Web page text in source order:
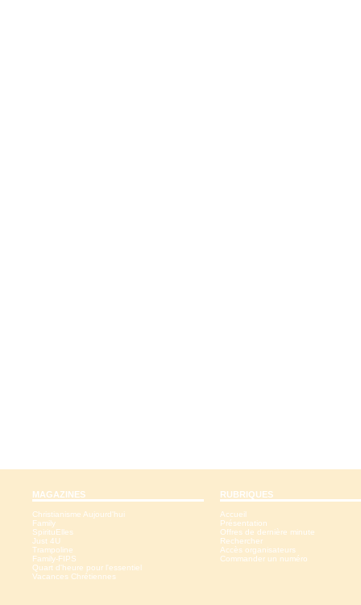
MAGAZINES
Christianisme Aujourd'hui
Family
SpirituElles
Just 4U
Trampoline
Family-FIPS
Quart d'heure pour l'essentiel
Vacances Chrétiennes
RUBRIQUES
Accueil
Présentation
Offres de dernière minute
Rechercher
Accès organisateurs
Commander un numéro